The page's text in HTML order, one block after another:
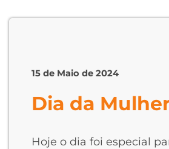
15 de Maio de 2024
Dia da
Hoje o dia foi especial